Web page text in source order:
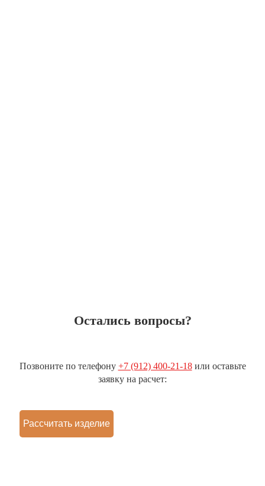
Остались вопросы?
Позвоните по телефону +7 (912) 400-21-18или оставьте
заявку на расчет:
Рассчитать изделие